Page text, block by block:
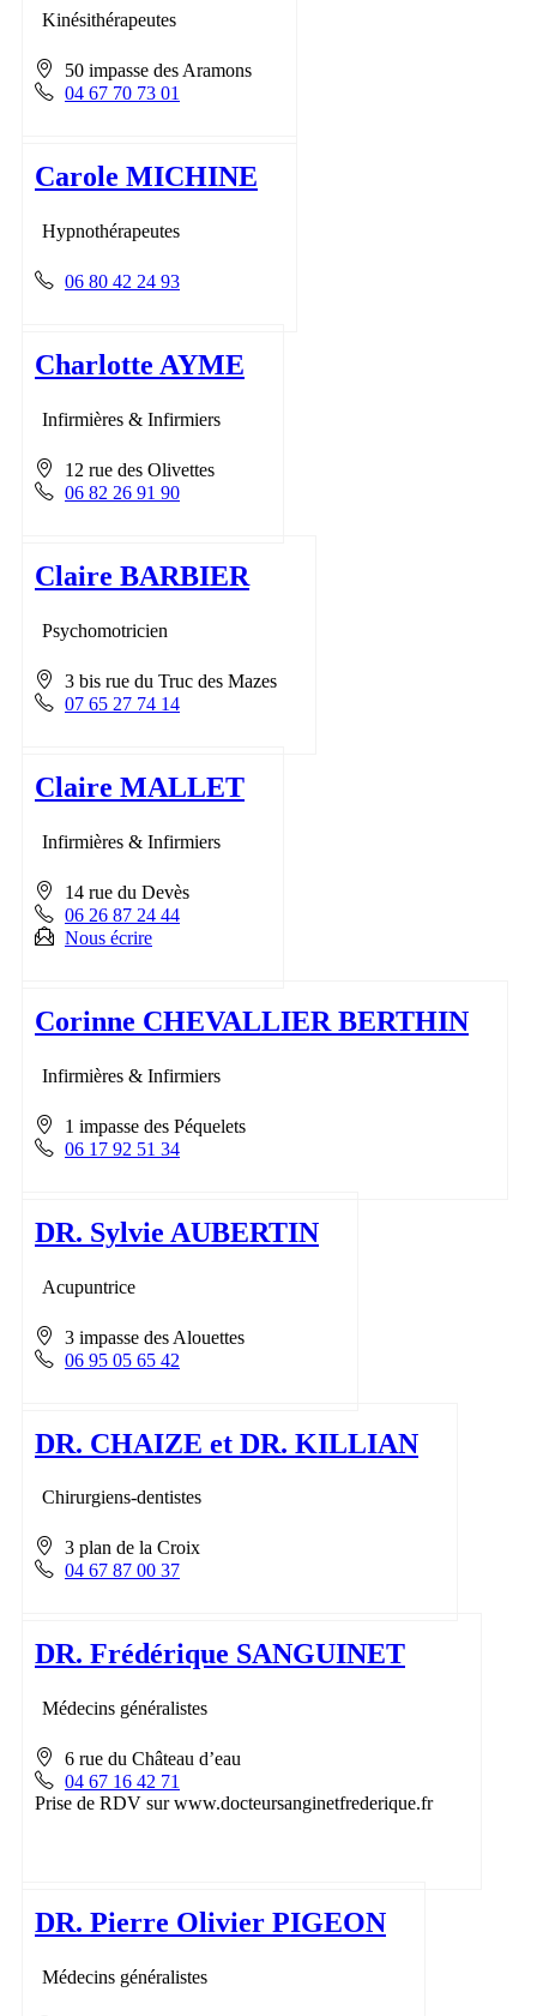
Kinésithérapeutes
50 impasse des Aramons
04 67 70 73 01
Carole MICHINE
Hypnothérapeutes
06 80 42 24 93
Charlotte AYME
Infirmières & Infirmiers
12 rue des Olivettes
06 82 26 91 90
Claire BARBIER
Psychomotricien
3 bis rue du Truc des Mazes
07 65 27 74 14
Claire MALLET
Infirmières & Infirmiers
14 rue du Devès
06 26 87 24 44
Nous écrire
Corinne CHEVALLIER BERTHIN
Infirmières & Infirmiers
1 impasse des Péquelets
06 17 92 51 34
DR. Sylvie AUBERTIN
Acupuntrice
3 impasse des Alouettes
06 95 05 65 42
DR. CHAIZE et DR. KILLIAN
Chirurgiens-dentistes
3 plan de la Croix
04 67 87 00 37
DR. Frédérique SANGUINET
Médecins généralistes
6 rue du Château d’eau
04 67 16 42 71
Prise de RDV sur www.docteursanginetfrederique.fr
DR. Pierre Olivier PIGEON
Médecins généralistes